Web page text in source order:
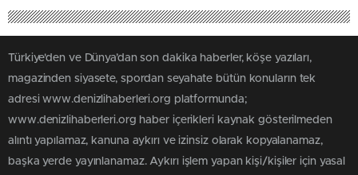
Türkiye'den ve Dünya’dan son dakika haberler, köşe yazıları,
magazinden siyasete, spordan seyahate bütün konuların tek
adresi www.denizlihaberleri.org platformunda;
www.denizlihaberleri.org haber içerikleri kaynak gösterilmeden
alıntı yapılamaz, kanuna aykırı ve izinsiz olarak kopyalanamaz,
başka yerde yayınlanamaz. Aykırı işlem yapan kişi/kişiler için yasal